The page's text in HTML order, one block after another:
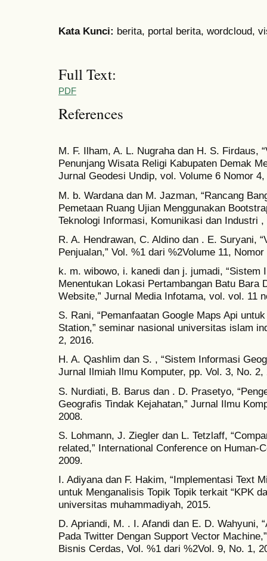
Kata Kunci: berita, portal berita, wordcloud,
Full Text:
PDF
References
M. F. Ilham, A. L. Nugraha dan H. S. Firdaus,
Penunjang Wisata Religi Kabupaten Demak
Jurnal Geodesi Undip, vol. Volume 6 Nomor 4,
M. b. Wardana dan M. Jazman, “Rancang
Pemetaan Ruang Ujian Menggunakan
Teknologi Informasi, Komunikasi dan Industri ,
R. A. Hendrawan, C. Aldino dan . E. Suryani,
Penjualan,” Vol. %1 dari %2Volume 11,
k. m. wibowo, i. kanedi dan j. jumadi, “Sistem
Menentukan Lokasi Pertambangan Batu Bara
Website,” Jurnal Media Infotama, vol. vol. 11
S. Rani, “Pemanfaatan Google Maps Api
Station,” seminar nasional universitas islam
2, 2016.
H. A. Qashlim dan S. , “Sistem Informasi
Jurnal Ilmiah Ilmu Komputer, pp. Vol. 3, No. 2,
S. Nurdiati, B. Barus dan . D. Prasetyo,
Geografis Tindak Kejahatan,” Jurnal Ilmu
2008.
S. Lohmann, J. Ziegler dan L. Tetzlaff,
related,” International Conference on Human-
2009.
I. Adiyana dan F. Hakim, “Implementasi Text
untuk Menganalisis Topik Topik terkait “KPK
universitas muhammadiyah, 2015.
D. Apriandi, M. . I. Afandi dan E. D. Wahyuni,
Pada Twitter Dengan Support Vector
Bisnis Cerdas, Vol. %1 dari %2Vol. 9, No. 1,